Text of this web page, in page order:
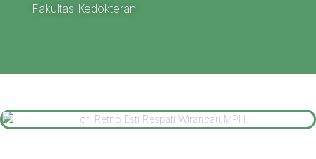
Fakultas Kedokteran